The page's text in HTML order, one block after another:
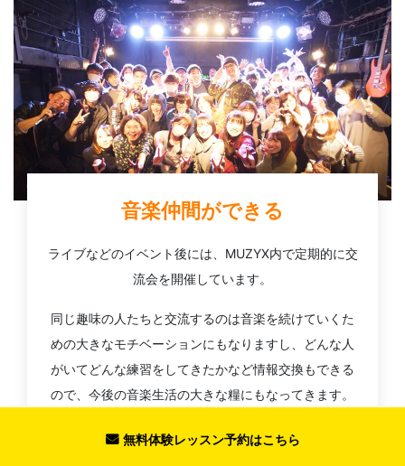
音楽仲間ができる
ライブなどのイベント後には、MUZYX内で定期的に交
流会を開催しています。
同じ趣味の人たちと交流するのは音楽を続けていくた
めの大きなモチベーションにもなりますし、どんな人
がいてどんな練習をしてきたかなど情報交換もできる
ので、今後の音楽生活の大きな糧にもなってきます。
また、MUZYXは一人で加入される方が多いため「始め
無料体験レッスン予約はこちら